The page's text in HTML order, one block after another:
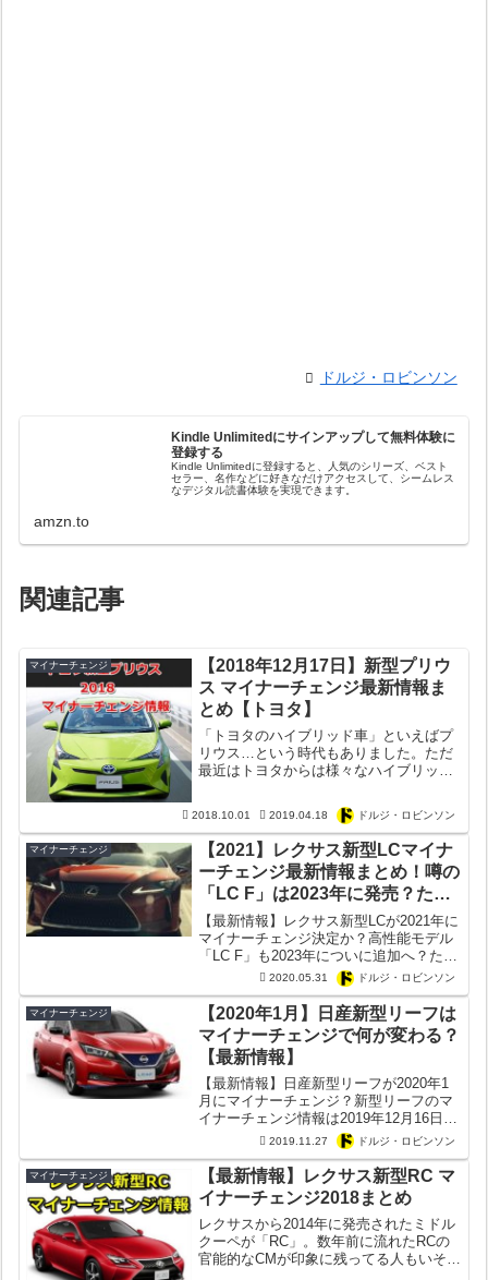
ドルジ・ロビンソン
Kindle Unlimitedにサインアップして無料体験に
登録する
Kindle Unlimitedに登録すると、人気のシリーズ、ベスト
セラー、名作などに好きなだけアクセスして、シームレス
なデジタル読書体験を実現できます。
amzn.to
関連記事
マイナーチェンジ
【2018年12月17日】新型プリウ
ス マイナーチェンジ最新情報ま
とめ【トヨタ】
「トヨタのハイブリッド車」といえばプ
リウス…という時代もありました。ただ
最近はトヨタからは様々なハイブリッド
2015年12月にフルモデルチェンジしたも
のの、正直かつてほど販売台数が奮って
いないのが現状だと思...
2018.10.01 2019.04.18 ドルジ・ロビンソン
マイナーチェンジ
【2021】レクサス新型LCマイナ
ーチェンジ最新情報まとめ！噂の
「LC F」は2023年に発売？ただ
コロナで開発中止か？
【最新情報】レクサス新型LCが2021年に
マイナーチェンジ決定か？高性能モデル
「LC F」も2023年についに追加へ？ただ
開発中止の情報も？新型LCの発売時期は
マイナーチェンジの中身を徹底解説！
2020.05.31 ドルジ・ロビンソン
マイナーチェンジ
【2020年1月】日産新型リーフは
マイナーチェンジで何が変わる？
【最新情報】
【最新情報】日産新型リーフが2020年1
月にマイナーチェンジ？新型リーフのマ
イナーチェンジ情報は2019年12月16日に
発表？新型リーフはマイナーチェンジで
2019.11.27 ドルジ・ロビンソン
マイナーチェンジ
【最新情報】レクサス新型RC マ
イナーチェンジ2018まとめ
レクサスから2014年に発売されたミドル
クーペが「RC」。数年前に流れたRCの
官能的なCMが印象に残ってる人もいそ